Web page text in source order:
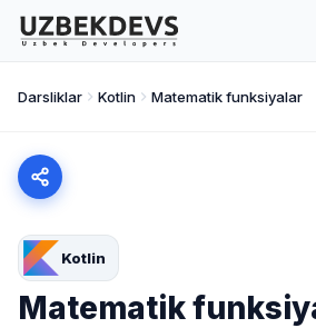
Darsliklar Kotlin Matematik funksiyalar
Kotlin
Matematik